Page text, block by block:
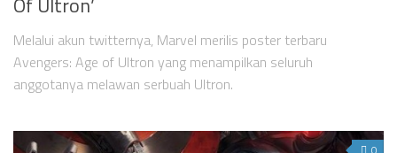
Television
Games
Melalui akun twitternya, Marvel merilis poster terbaru
Avengers: Age of Ultron yang menampilkan seluruh
anggotanya melawan serbuah Ultron.